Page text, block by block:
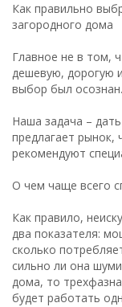
Как правильно
загородного дома
Главное не в том,
дешевую, дорогую
выбор был осознан.
Наша задача –
предлагает
рекомендуют
О чем чаще всего
Как правило,
два показателя:
сколько
сильно ли она
дома, то
будет работать